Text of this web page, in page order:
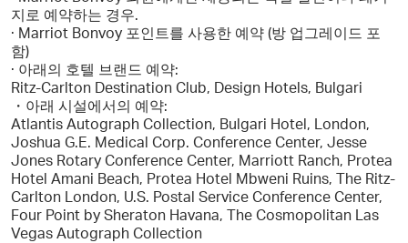
지로 예약하는 경우.
· Marriot Bonvoy 포인트를 사용한 예약 (방 업그레이드 포
함)
· 아래의 호텔 브랜드 예약:
Ritz-Carlton Destination Club, Design Hotels, Bulgari
・아래 시설에서의 예약:
Atlantis Autograph Collection, Bulgari Hotel, London,
Joshua G.E. Medical Corp. Conference Center, Jesse
Jones Rotary Conference Center, Marriott Ranch, Protea
Hotel Amani Beach, Protea Hotel Mbweni Ruins, The Ritz-
Carlton London, U.S. Postal Service Conference Center,
Four Point by Sheraton Havana, The Cosmopolitan Las
Vegas Autograph Collection